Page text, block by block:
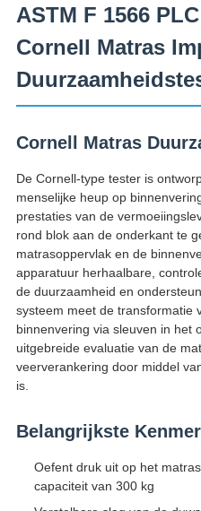
ASTM F 1566
Cornell Matras
Cornell Matras
De Cornell-type tester is
menselijke heup op
prestaties van de
rond blok aan de onderkant te
matrasoppervlak en de
apparatuur herhaalbare,
de duurzaamheid en
systeem meet de transformatie
binnenvering via sleuven in het
uitgebreide evaluatie van de
veerverankering door middel
is.
Belangrijkste
Oefent druk uit op het
capaciteit van 300 kg